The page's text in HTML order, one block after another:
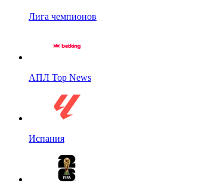
Лига чемпионов
АПЛ Top News
Испания